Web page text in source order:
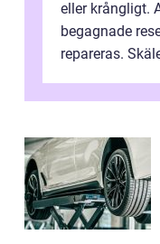
eller krångligt.
begagnade
repareras.